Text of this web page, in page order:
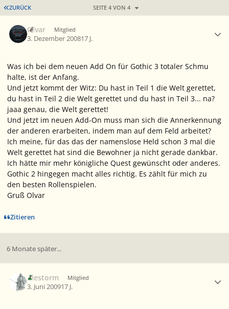
ERSTE SEITE
ZURÜCK SEITE 4 VON 4
Olvar Mitglied
3. Dezember 200817 J.
Was ich bei dem neuen Add On für Gothic 3 totaler Schmu
halte, ist der Anfang.
Und jetzt kommt der Witz: Du hast in Teil 1 die Welt gerettet,
du hast in Teil 2 die Welt gerettet und du hast in Teil 3... na?
jaaa genau, die Welt gerettet!
Und jetzt im neuen Add-On muss man sich die Annerkennung
der anderen erarbeiten, indem man auf dem Feld arbeitet?
Ich meine, für das das der namenslose Held schon 3 mal die
Welt gerettet hat sind die Bewohner ja nicht gerade dankbar.
Ich hätte mir mehr königliche Quest gewünscht oder anderes.
Gothic 2 hingegen macht alles richtig. Es zählt für mich zu
den besten Rollenspielen.
Gruß Olvar
Zitieren
6 Monate später...
Alestorm Mitglied
3. Juni 200917 J.